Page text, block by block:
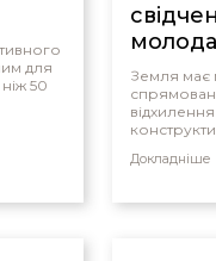
для
50
молода
Земля має
компасами,
частинок.
Докладніше